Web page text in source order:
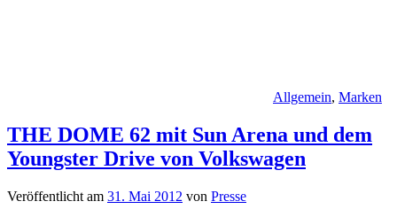
Allgemein, Marken
THE DOME 62 mit Sun Arena und dem
Youngster Drive von Volkswagen
Veröffentlicht am 31. Mai 2012 von Presse